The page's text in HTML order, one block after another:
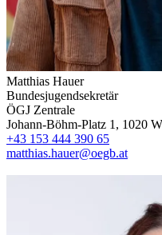
Matthias Hauer
Bundesjugendsekretär
ÖGJ Zentrale
Johann-Böhm-Platz 1, 1020
+43 153 444 390 65
matthias.hauer@oegb.at